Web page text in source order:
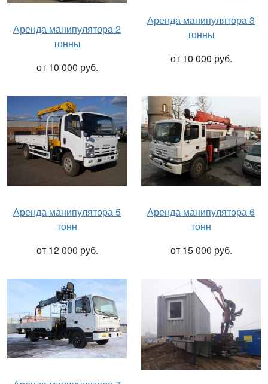
Аренда манипулятора 2
тонны
от 10 000 руб.
Аренда манипулятора 3
тонны
от 10 000 руб.
Аренда манипулятора 5
тонн
от 12 000 руб.
Аренда манипулятора 6
тонн
от 15 000 руб.